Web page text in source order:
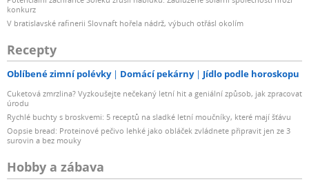
konkurz
V bratislavské rafinerii Slovnaft hořela nádrž, výbuch otřásl okolím
Recepty
Oblíbené zimní polévky Domácí pekárny Jídlo podle horoskopu
Cuketová zmrzlina? Vyzkoušejte nečekaný letní hit a geniální způsob, jak zpracovat
úrodu
Rychlé buchty s broskvemi: 5 receptů na sladké letní moučníky, které mají šťávu
Oopsie bread: Proteinové pečivo lehké jako obláček zvládnete připravit jen ze 3
surovin a bez mouky
Hobby a zábava